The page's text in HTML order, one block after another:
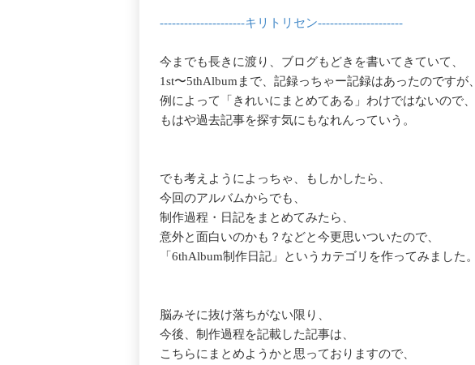
---------------------キリトリセン---------------------
今までも長きに渡り、ブログもどきを書いてきていて、
1st〜5thAlbumまで、記録っちゃー記録はあったのですが、
例によって「きれいにまとめてある」わけではないので、
もはや過去記事を探す気にもなれんっていう。
でも考えようによっちゃ、もしかしたら、
今回のアルバムからでも、
制作過程・日記をまとめてみたら、
意外と面白いのかも？などと今更思いついたので、
「6thAlbum制作日記」というカテゴリを作ってみました。
脳みそに抜け落ちがない限り、
今後、制作過程を記載した記事は、
こちらにまとめようかと思っておりますので、